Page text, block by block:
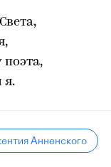
поэта,
я.
Анненского